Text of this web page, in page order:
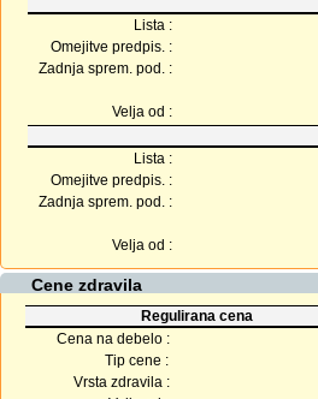
Lista :
Omejitve predpis. :
Zadnja sprem. pod. :
Velja od :
Lista :
Omejitve predpis. :
Zadnja sprem. pod. :
Velja od :
Cene zdravila
Regulirana cena
Cena na debelo :
Tip cene :
Vrsta zdravila :